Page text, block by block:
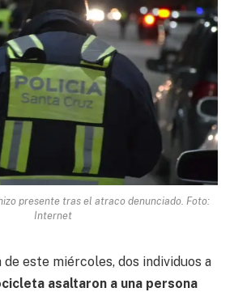
presente tras el atraco denunciado. Foto:
Internet
de este miércoles, dos individuos a
asaltaron a una persona